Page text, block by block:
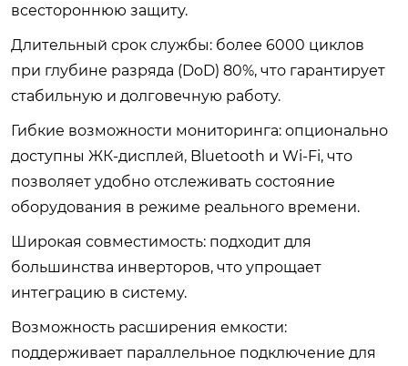
всестороннюю защиту.
Длительный срок службы: более 6000 циклов
при глубине разряда (DoD) 80%, что гарантирует
стабильную и долговечную работу.
Гибкие возможности мониторинга: опционально
доступны ЖК-дисплей, Bluetooth и Wi-Fi, что
позволяет удобно отслеживать состояние
оборудования в режиме реального времени.
Широкая совместимость: подходит для
большинства инверторов, что упрощает
интеграцию в систему.
Возможность расширения емкости:
поддерживает параллельное подключение для